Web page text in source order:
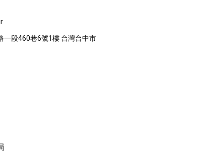
一段460巷6號1樓 台灣台中市